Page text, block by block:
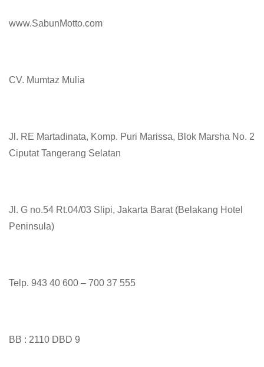
www.SabunMotto.com
CV. Mumtaz Mulia
Jl. RE Martadinata, Komp. Puri Marissa, Blok Marsha No. 2
Ciputat Tangerang Selatan
Jl. G no.54 Rt.04/03 Slipi, Jakarta Barat (Belakang Hotel
Peninsula)
Telp. 943 40 600 – 700 37 555
BB : 2110 DBD 9